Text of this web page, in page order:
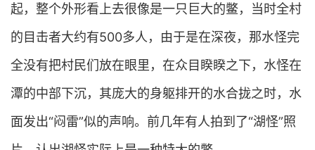
起，整个外形看上去很像是一只巨大的鳖，当时全村
的目击者大约有500多人，由于是在深夜，那水怪完
全没有把村民们放在眼里，在众目睽睽之下，水怪在
潭的中部下沉，其庞大的身躯排开的水合拢之时，水
面发出“闷雷”似的声响。前几年有人拍到了“湖怪”照